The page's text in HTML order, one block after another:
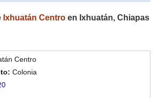
Ixhuatán Centro en Ixhuatán, Chiapas
Centro
Colonia